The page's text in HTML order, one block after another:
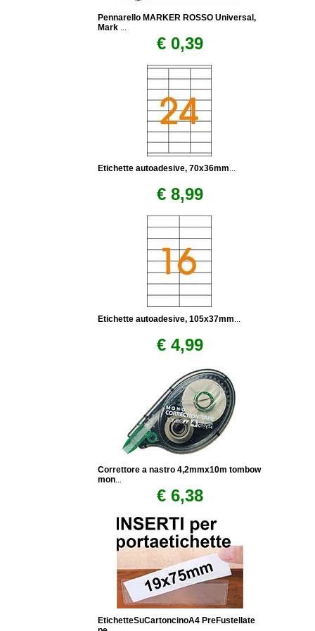
Pennarello MARKER ROSSO Universal,
Mark ...
€ 0,39
Etichette autoadesive, 70x36mm...
€ 8,99
Etichette autoadesive, 105x37mm...
€ 4,99
Correttore a nastro 4,2mmx10m tombow
mon...
€ 6,38
EtichetteSuCartoncinoA4 PreFustellate